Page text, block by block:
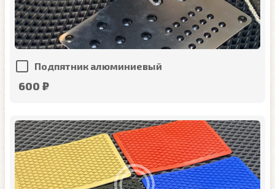
Подпятник алюминиевый
600 ₽